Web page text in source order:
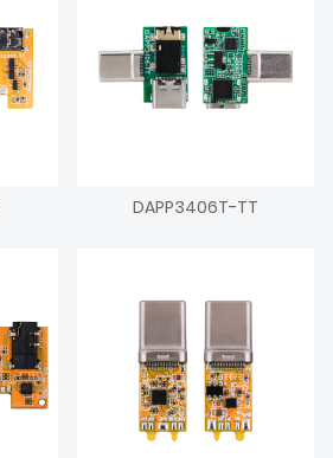
DAPP3406T-TT